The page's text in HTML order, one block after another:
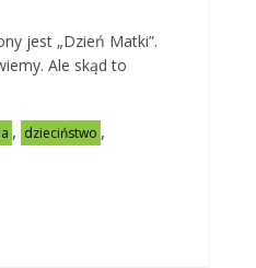
jest „Dzień Matki”.
Ale skąd to
, dzieciństwo ,